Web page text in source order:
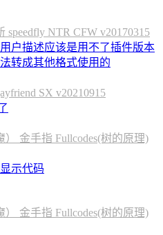
NTR CFW v20170315
户描述应该是用不了插件版本
转成其他格式使用的
SX v20210915
金手指 Fullcodes(树的原理)
示代码
金手指 Fullcodes(树的原理)